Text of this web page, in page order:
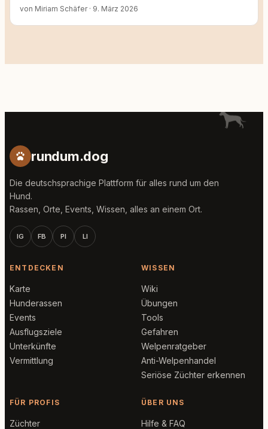
von Miriam Schäfer · 9. März 2026
rundum.dog
Die deutschsprachige Plattform für alles rund um den
Hund.
Rassen, Orte, Events, Wissen, alles an einem Ort.
IG FB PI LI
ENTDECKEN
Karte
Hunderassen
Events
Ausflugsziele
Unterkünfte
Vermittlung
WISSEN
Wiki
Übungen
Tools
Gefahren
Welpenratgeber
Anti-Welpenhandel
Seriöse Züchter erkennen
FÜR PROFIS
Züchter
ÜBER UNS
Hilfe & FAQ